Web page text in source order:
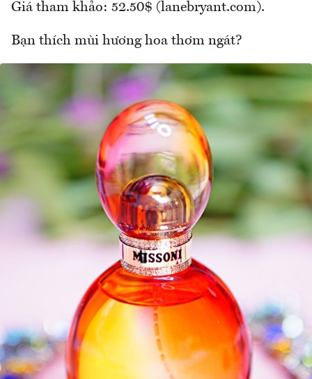
Giá tham khảo: 52.50$ (lanebryant.com).
Bạn thích mùi hương hoa thơm ngát?